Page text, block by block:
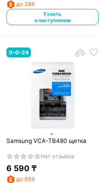
до 289
Узнать
о поступлении
0-0-24
Samsung VCA-TB480 щетка
Нет отзывов
6 590 ₸
до 659